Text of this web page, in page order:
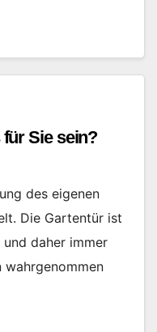
Sie sein?
des eigenen
Die Gartentür ist
daher immer
wahrgenommen